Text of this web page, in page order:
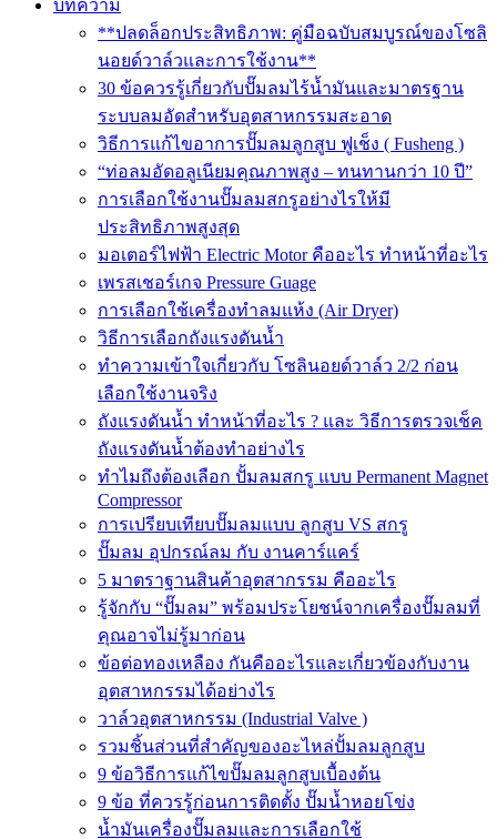
บทความ
**ปลดล็อกประสิทธิภาพ: คู่มือฉบับสมบูรณ์ของโซลิ
นอยด์วาล์วและการใช้งาน**
30 ข้อควรรู้เกี่ยวกับปั๊มลมไร้น้ำมันและมาตรฐาน
ระบบลมอัดสำหรับอุตสาหกรรมสะอาด
วิธีการแก้ไขอาการปั๊มลมลูกสูบ ฟูเช็ง ( Fusheng )
“ท่อลมอัดอลูเนียมคุณภาพสูง – ทนทานกว่า 10 ปี”
การเลือกใช้งานปั๊มลมสกรูอย่างไรให้มี
ประสิทธิภาพสูงสุด
มอเตอร์ไฟฟ้า Electric Motor คืออะไร ทำหน้าที่อะไร
เพรสเชอร์เกจ Pressure Guage
การเลือกใช้เครื่องทำลมแห้ง (Air Dryer)
วิธีการเลือกถังแรงดันน้ำ
ทำความเข้าใจเกี่ยวกับ โซลินอยด์วาล์ว 2/2 ก่อน
เลือกใช้งานจริง
ถังแรงดันน้ำ ทำหน้าที่อะไร ? และ วิธีการตรวจเช็ค
ถังแรงดันน้ำต้องทำอย่างไร
ทำไมถึงต้องเลือก ปั้มลมสกรู แบบ Permanent Magnet
Compressor
การเปรียบเทียบปั๊มลมแบบ ลูกสูบ VS สกรู
ปั๊มลม อุปกรณ์ลม กับ งานคาร์แคร์
5 มาตราฐานสินค้าอุตสากรรม คืออะไร
รู้จักกับ “ปั๊มลม” พร้อมประโยชน์จากเครื่องปั๊มลมที่
คุณอาจไม่รู้มาก่อน
ข้อต่อทองเหลือง กันคืออะไรและเกี่ยวข้องกับงาน
อุตสาหกรรมได้อย่างไร
วาล์วอุตสาหกรรม (Industrial Valve )
รวมชิ้นส่วนที่สำคัญของอะไหล่ปั้มลมลูกสูบ
9 ข้อวิธีการแก้ไขปั๊มลมลูกสูบเบื้องต้น
9 ข้อ ที่ควรรู้ก่อนการติดตั้ง ปั๊มน้ำหอยโข่ง
น้ำมันเครื่องปั๊มลมและการเลือกใช้